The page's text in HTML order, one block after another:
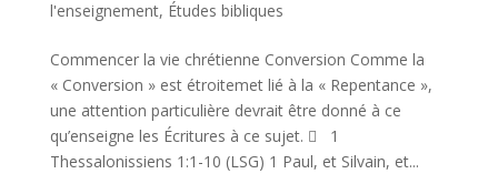
l'enseignement, Études bibliques
Commencer la vie chrétienne Conversion Comme la
« Conversion » est étroitemet lié à la « Repentance »,
une attention particulière devrait être donné à ce
qu’enseigne les Écritures à ce sujet.  1
Thessalonissiens 1:1-10 (LSG) 1 Paul, et Silvain, et...